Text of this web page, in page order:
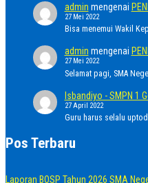
admin mengenai
27 Mei 2022
Bisa menemui Wakil
admin mengenai
27 Mei 2022
Selamat pagi, SMA
Isbandiyo - SMPN 1
27 April 2022
Guru harus selalu
Pos Terbaru
Laporan BOSP Tahun 2026 SMA